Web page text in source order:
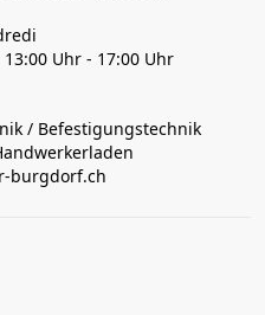
Uhr - 17:00 Uhr
/ Befestigungstechnik
burgdorf.ch